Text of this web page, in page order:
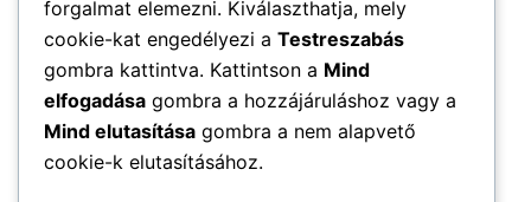
forgalmat elemezni. Kiválaszthatja, mely
cookie-kat engedélyezi a Testreszabás
gombra kattintva. Kattintson a Mind
elfogadása gombra a hozzájáruláshoz vagy a
Mind elutasítása gombra a nem alapvető
cookie-k elutasításához.